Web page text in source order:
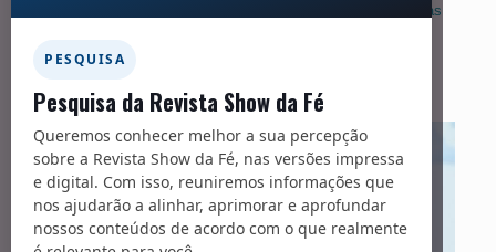
PESQUISA
Pesquisa da Revista Show da Fé
Queremos conhecer melhor a sua percepção
sobre a Revista Show da Fé, nas versões impressa
e digital. Com isso, reuniremos informações que
nos ajudarão a alinhar, aprimorar e aprofundar
nossos conteúdos de acordo com o que realmente
As fotos publicadas nesta seção são meramente ilustrativas